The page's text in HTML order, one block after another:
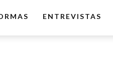
ENTREVISTAS